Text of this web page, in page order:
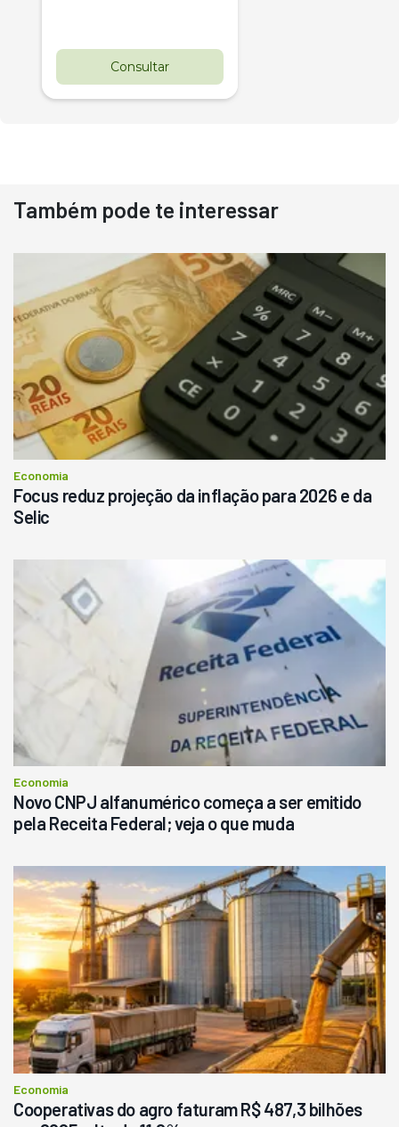
Consultar
Destaque
Usado
Pá Carregadeira Cat 966
Ano 1987
Londrina
R$ 145.000
Consultar
Também pode te interessar
Economia
Focus reduz projeção da inflação para 2026 e da
Selic
Economia
Novo CNPJ alfanumérico começa a ser emitido
pela Receita Federal; veja o que muda
Economia
Cooperativas do agro faturam R$ 487,3 bilhões